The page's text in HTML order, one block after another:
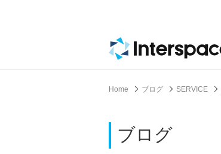
Home ブログ SERVICE
ブログ